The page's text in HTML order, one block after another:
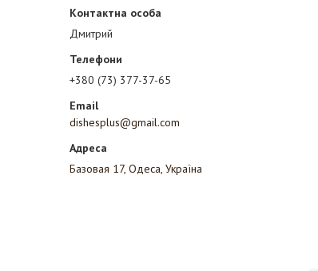
Дмитрий
+380 (73) 377-37-65
dishesplus@gmail.com
Базовая 17, Одеса, Україна